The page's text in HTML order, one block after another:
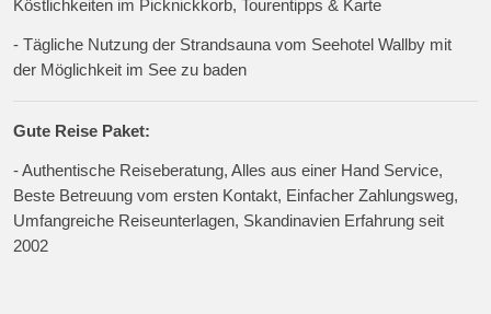
Köstlichkeiten im Picknickkorb, Tourentipps & Karte
- Tägliche Nutzung der Strandsauna vom Seehotel Wallby mit
der Möglichkeit im See zu baden
Gute Reise Paket:
- Authentische Reiseberatung, Alles aus einer Hand Service,
Beste Betreuung vom ersten Kontakt, Einfacher Zahlungsweg,
Umfangreiche Reiseunterlagen, Skandinavien Erfahrung seit
2002